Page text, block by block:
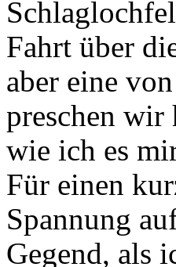
Fahrt über
aber eine
preschen wir
wie ich es
Für einen
Spannung
Gegend, als